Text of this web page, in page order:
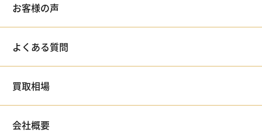
お客様の声
よくある質問
買取相場
会社概要